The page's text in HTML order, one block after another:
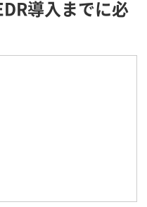
導入までに必